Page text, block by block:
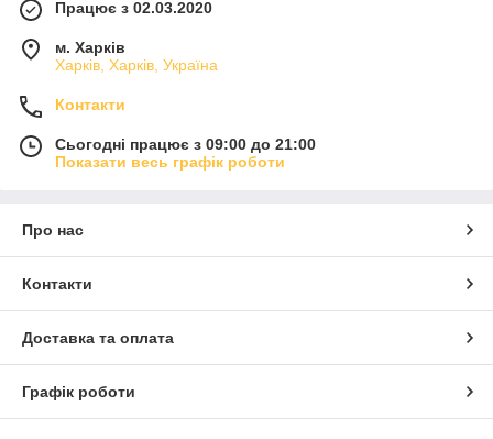
Працює з 02.03.2020
м. Харків
Харків, Харків, Україна
Контакти
Сьогодні працює з 09:00 до 21:00
Показати весь графік роботи
Про нас
Контакти
Доставка та оплата
Графік роботи